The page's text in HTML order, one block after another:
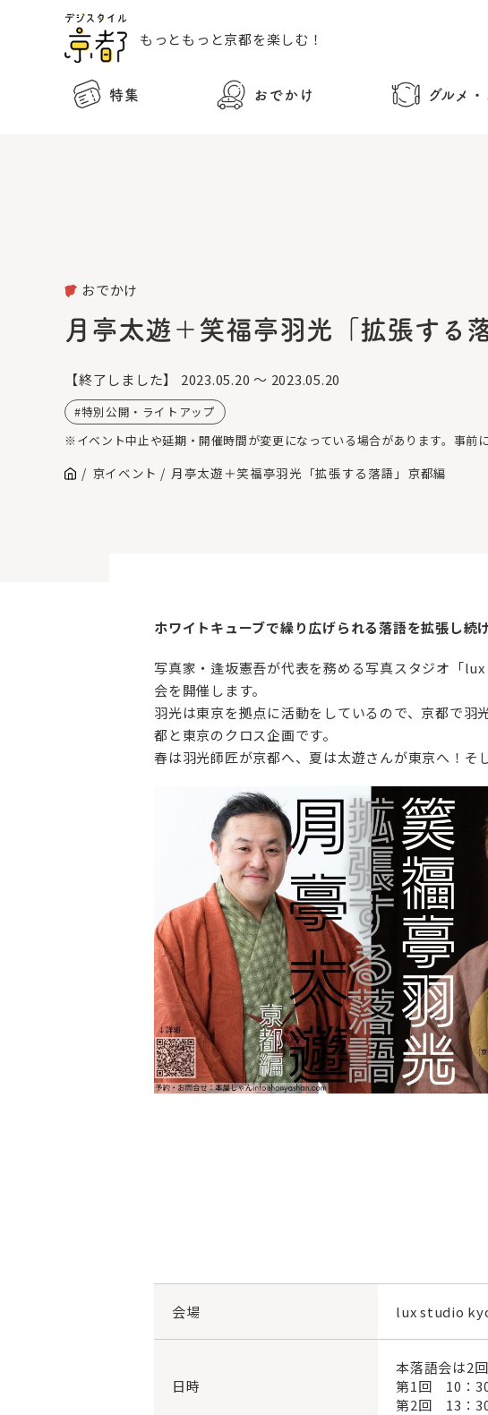
もっともっと京都を楽しむ！
特集 おでかけ グルメ
おでかけ
月亭太遊＋笑福亭羽光「拡張する
【終了しました】 2023.05.20 ～ 2023.05.20
特別公開・ライトアップ
※イベント中止や延期・開催時間が変更になっている場合があります。事前
京イベント 月亭太遊＋笑福亭羽光「拡張する落語」京都編
ホワイトキューブで繰り広げられる落語を拡張し続
写真家・逢坂憲吾が代表を務める写真スタジオ「
会を開催します。
羽光は東京を拠点に活動をしているので、京都で
都と東京のクロス企画です。
春は羽光師匠が京都へ、夏は太遊さんが東京へ！そ
会場 lux studio
日時
本落語会は2回
第1回 10：
第2回 13：